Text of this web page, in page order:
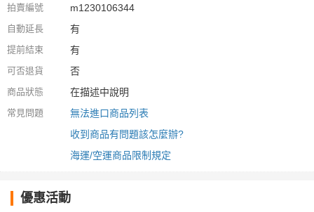
拍賣編號 m1230106344
自動延長 有
提前結束 有
可否退貨 否
商品狀態 在描述中說明
常見問題
無法進口商品列表
收到商品有問題該怎麼辦?
海運/空運商品限制規定
優惠活動